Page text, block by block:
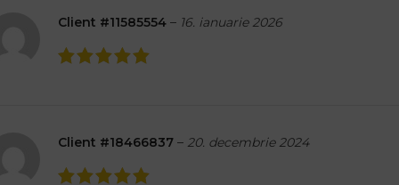
Client #11585554 – 16. ianuarie 2026
Client #18466837 – 20. decembrie 2024